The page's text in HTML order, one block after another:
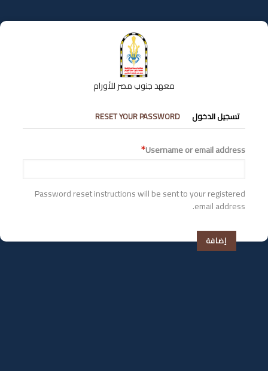
إلى
المحتوى
معهد جنوب مصر للأورام
التبويبات
الأساسية
تسجيل الدخول RESET YOUR PASSWORD
Username or email address
Password reset instructions will be sent to your registered
email address.